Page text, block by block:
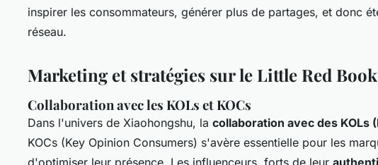
inspirer les consommateurs, générer plus de partages, et donc
réseau.
Marketing et stratégies sur le Little Red Book
Collaboration avec les KOLs et KOCs
Dans l'univers de Xiaohongshu, la collaboration avec des KOLs
KOCs (Key Opinion Consumers) s'avère essentielle pour les
d'optimiser leur présence. Les influenceurs, forts de leur